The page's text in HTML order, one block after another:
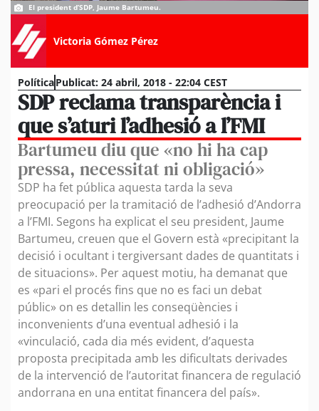
El president d’SDP, Jaume Bartumeu.
Victoria Gómez Pérez
PolíticaPublicat: 24 abril, 2018 - 22:04 CEST
SDP reclama transparència i
que s’aturi l’adhesió a l’FMI
Bartumeu diu que «no hi ha cap
pressa, necessitat ni obligació»
SDP ha fet pública aquesta tarda la seva
preocupació per la tramitació de l’adhesió d’Andorra
a l’FMI. Segons ha explicat el seu president, Jaume
Bartumeu, creuen que el Govern està «precipitant la
decisió i ocultant i tergiversant dades de quantitats i
de situacions». Per aquest motiu, ha demanat que
es «pari el procés fins que no es faci un debat
públic» on es detallin les conseqüències i
inconvenients d’una eventual adhesió i la
«vinculació, cada dia més evident, d’aquesta
proposta precipitada amb les dificultats derivades
de la intervenció de l’autoritat financera de regulació
andorrana en una entitat financera del país».